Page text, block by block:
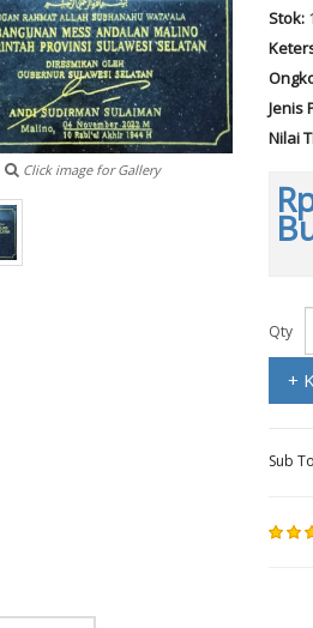
Click image for Gallery
Stok:
Jenis
Nilai
Qty
+
Sub